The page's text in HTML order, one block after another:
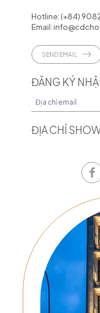
Hotline: (+84)
Email:
SEND EMAIL
ĐĂNG KÝ
ĐỊA CHỈ